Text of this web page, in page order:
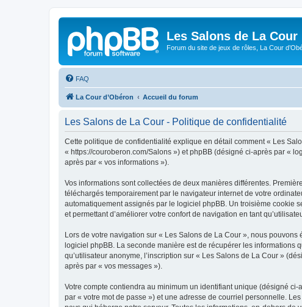
Les Salons de La Cour
Forum du site de jeux de rôles, La Cour
FAQ
La Cour d’Obéron Accueil du forum
Les Salons de La Cour - Politique de confidentialité
Cette politique de confidentialité explique en détail comment « Les
« https://couroberon.com/Salons ») et phpBB (désigné ci-après par «
après par « vos informations »).
Vos informations sont collectées de deux manières différentes.
téléchargés temporairement par le navigateur internet de votre
automatiquement assignés par le logiciel phpBB. Un troisième cookie
et permettant d’améliorer votre confort de navigation en tant
Lors de votre navigation sur « Les Salons de La Cour », nous
logiciel phpBB. La seconde manière est de récupérer les
qu’utilisateur anonyme, l’inscription sur « Les Salons de La Cour »
après par « vos messages »).
Votre compte contiendra au minimum un identifiant unique (désigné
par « votre mot de passe ») et une adresse de courriel personnelle.